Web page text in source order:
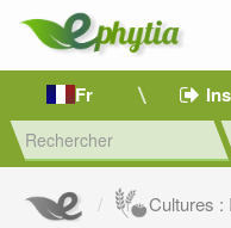
Fr
Cultures :